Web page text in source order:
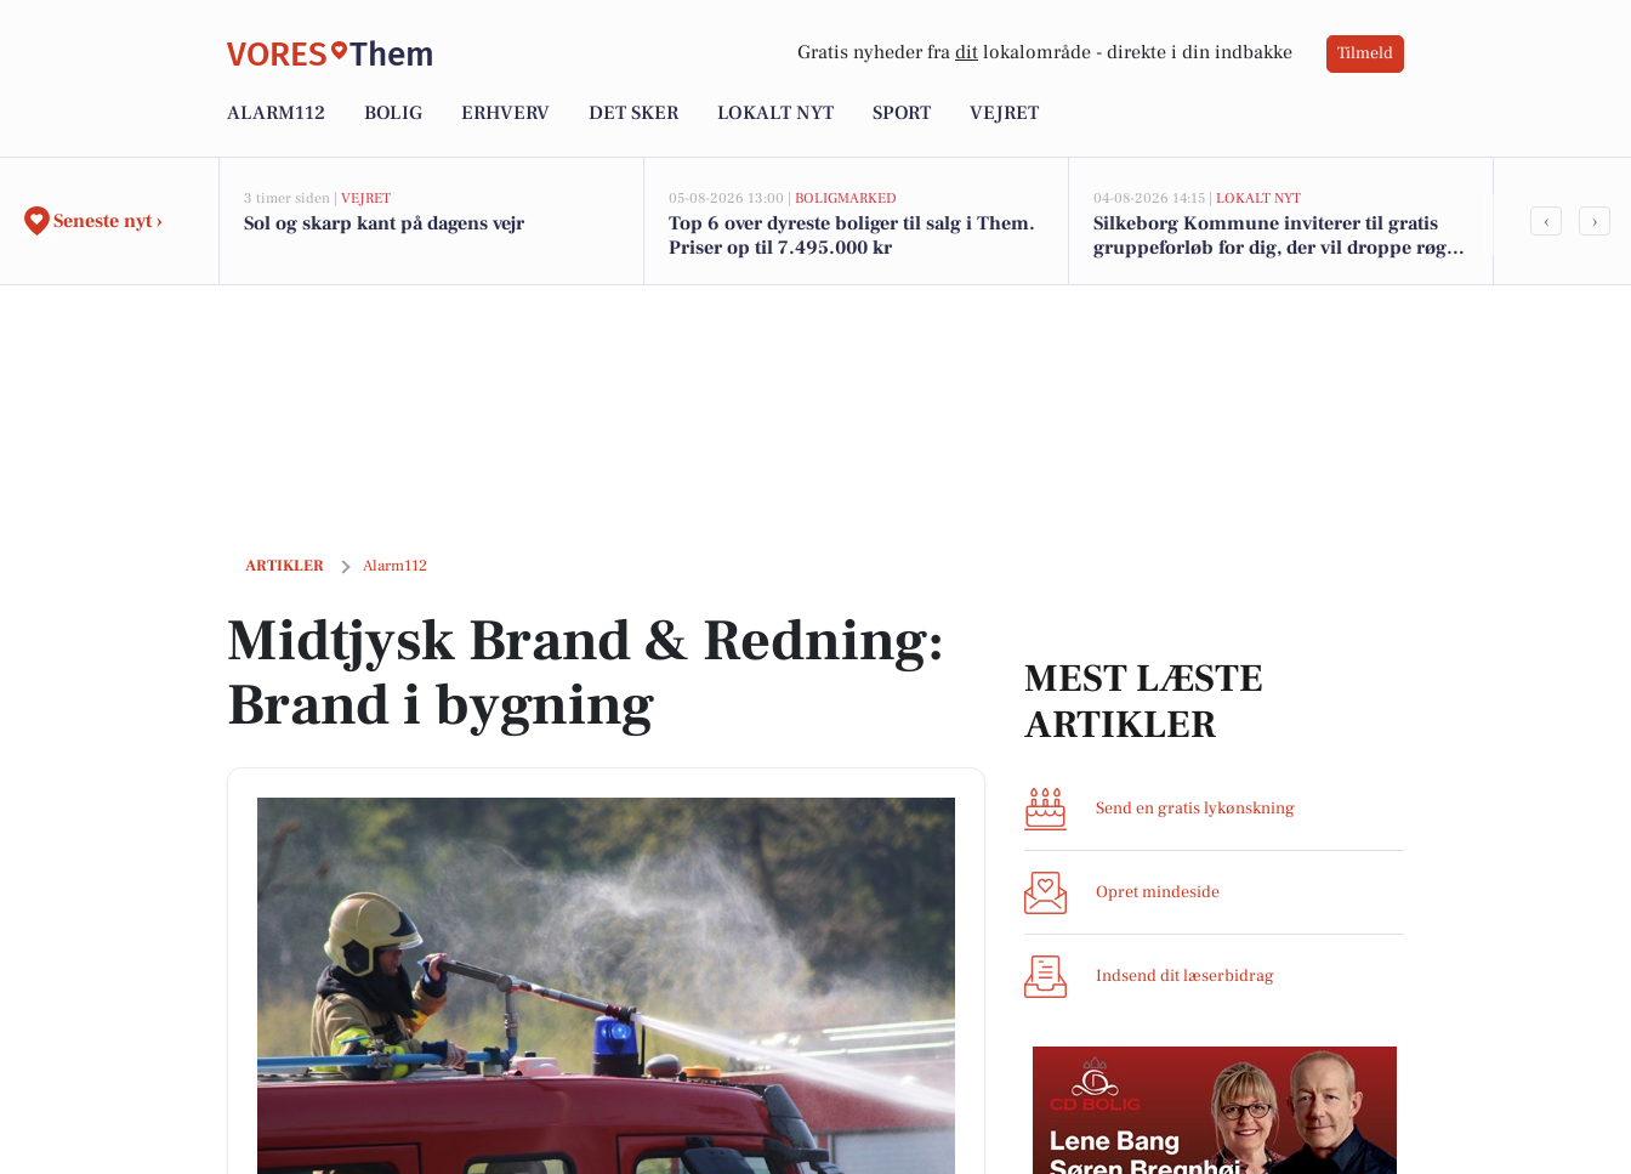
VORES Them Gratis nyheder fra dit lokalområde - direkte i din indbakke Tilmeld
ALARM112 BOLIG ERHVERV DET SKER LOKALT NYT SPORT VEJRET
Seneste nyt ›
3 timer siden | VEJRET
Sol og skarp kant på dagens vejr
05-08-2026 13:00 | BOLIGMARKED
Top 6 over dyreste boliger til salg i Them.
Priser op til 7.495.000 kr
04-08-2026 14:15 | LOKALT NYT
Silkeborg Kommune inviterer til gratis
gruppeforløb for dig, der vil droppe røg,
Schulstad
‹ ›
ARTIKLER Alarm112
Midtjysk Brand & Redning: Brand i bygning
Midtjysk Brand & Redning:
Brand i bygning
MEST LÆSTE
ARTIKLER
Send en gratis lykønskning
Opret mindeside
Indsend dit læserbidrag